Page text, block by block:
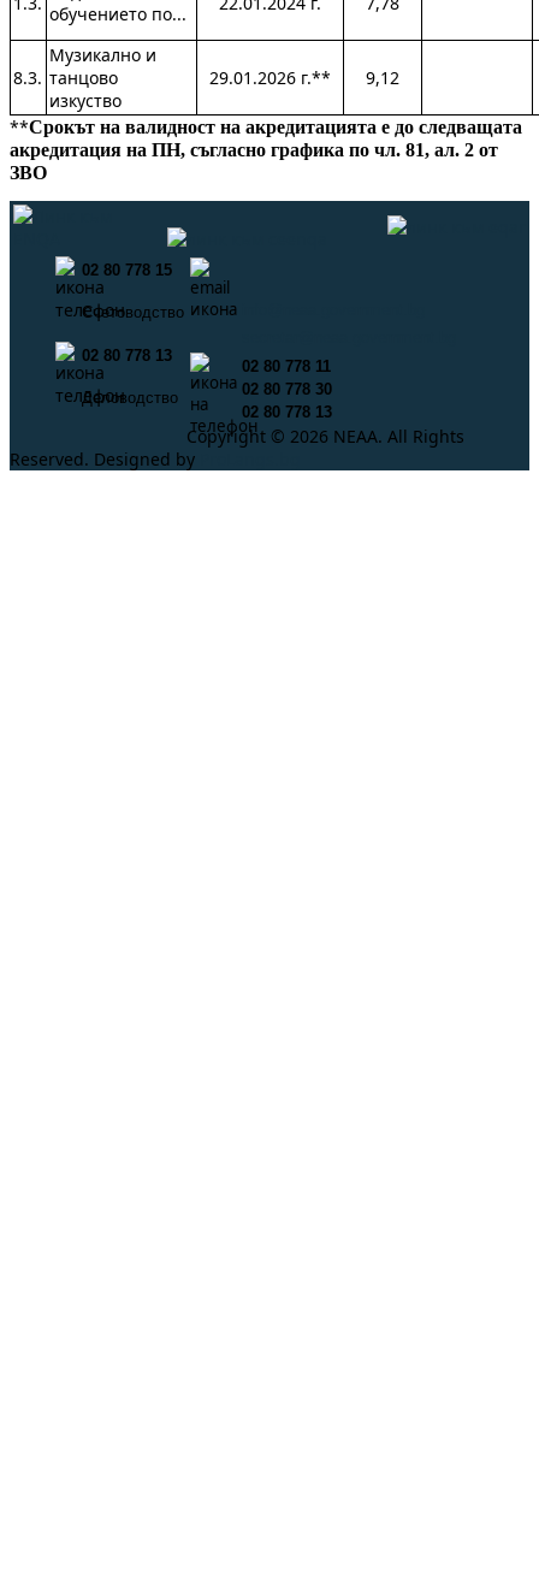
обучението по...
8.3.
Музикално и
танцово
изкуство
29.01.2026 г.** 9,12
**Срокът на валидност на акредитацията е до следващата
акредитация на ПН, съгласно графика по чл. 81, ал. 2 от
ЗВО
02 80 778 15
Счетоводство
02 80 778 13
Деловодство
02 80 778 11
02 80 778 30
02 80 778 13
Copyright © 2026 NEAA. All Rights
Reserved. Designed by